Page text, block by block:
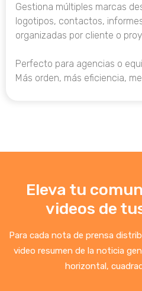
Gestiona múltiples marcas
logotipos, contactos,
organizadas por cliente o
Perfecto para agencias o
Más orden, más eficiencia,
Eleva tu
videos de
Para cada nota de prensa
video resumen de la noticia
horizontal,